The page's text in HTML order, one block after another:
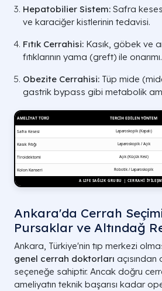
Hepatobilier Sistem: Safra kesesi
ve karaciğer kistlerinin tedavisi.
Fıtık Cerrahisi: Kasık, göbek ve
fıtıklarının yama (greft) ile onarımı.
Obezite Cerrahisi: Tüp mide
gastrik bypass gibi metabolik
Ankara'da Cerrah
Pursaklar ve Altındağ
Ankara, Türkiye'nin tıp merkezi
genel cerrah doktorları
seçeneğe sahiptir. Ancak doğru
ameliyatın teknik başarısı kadar